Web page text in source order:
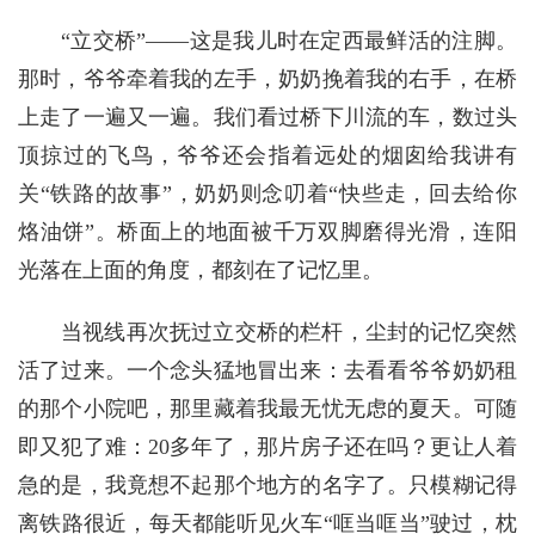
“立交桥”——这是我儿时在定西最鲜活的注脚。
那时，爷爷牵着我的左手，奶奶挽着我的右手，在桥
上走了一遍又一遍。我们看过桥下川流的车，数过头
顶掠过的飞鸟，爷爷还会指着远处的烟囱给我讲有
关“铁路的故事”，奶奶则念叨着“快些走，回去给你
烙油饼”。桥面上的地面被千万双脚磨得光滑，连阳
光落在上面的角度，都刻在了记忆里。
当视线再次抚过立交桥的栏杆，尘封的记忆突然
活了过来。一个念头猛地冒出来：去看看爷爷奶奶租
的那个小院吧，那里藏着我最无忧无虑的夏天。可随
即又犯了难：20多年了，那片房子还在吗？更让人着
急的是，我竟想不起那个地方的名字了。只模糊记得
离铁路很近，每天都能听见火车“哐当哐当”驶过，枕